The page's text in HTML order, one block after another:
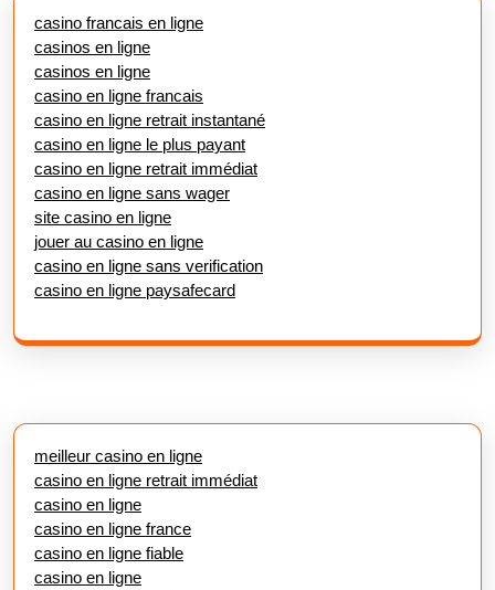
casino francais en ligne
casinos en ligne
casinos en ligne
casino en ligne francais
casino en ligne retrait instantané
casino en ligne le plus payant
casino en ligne retrait immédiat
casino en ligne sans wager
site casino en ligne
jouer au casino en ligne
casino en ligne sans verification
casino en ligne paysafecard
meilleur casino en ligne
casino en ligne retrait immédiat
casino en ligne
casino en ligne france
casino en ligne fiable
casino en ligne